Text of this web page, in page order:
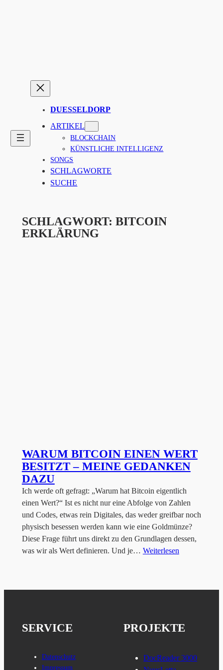
DUESSELDORP
ARTIKEL
BLOCKCHAIN
KÜNSTLICHE INTELLIGENZ
SONGS
SCHLAGWORTE
SUCHE
SCHLAGWORT: BITCOIN
ERKLÄRUNG
WARUM BITCOIN EINEN WERT
BESITZT – MEINE GEDANKEN
DAZU
Ich werde oft gefragt: „Warum hat Bitcoin eigentlich
einen Wert?“ Ist es nicht nur eine Abfolge von Zahlen
und Codes, etwas rein Digitales, das weder greifbar noch
physisch besessen werden kann wie eine Goldmünze?
Diese Frage führt uns direkt zu den Grundlagen dessen,
was wir als Wert definieren. Und je… Weiterlesen
SERVICE
Datenschutz
Impressum
PROJEKTE
DocReader 3000